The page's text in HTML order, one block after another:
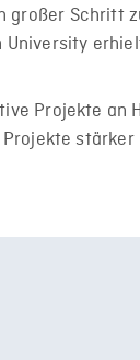
großer Schritt
Projekte an